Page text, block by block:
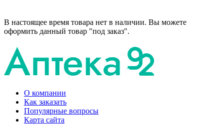
В настоящее время товара нет в наличии. Вы можете
оформить данный товар "под заказ".
О компании
Как заказать
Популярные вопросы
Карта сайта